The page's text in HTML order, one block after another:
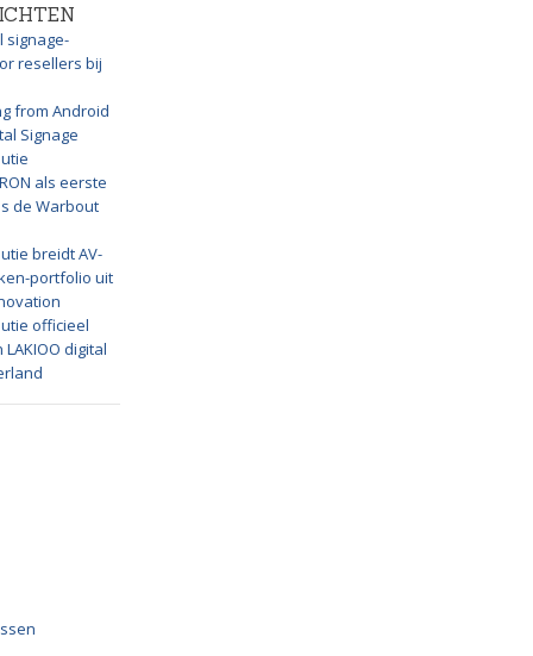
signage-
resellers bij
from Android
Signage
als eerste
de Warbout
breidt AV-
portfolio uit
officieel
digital